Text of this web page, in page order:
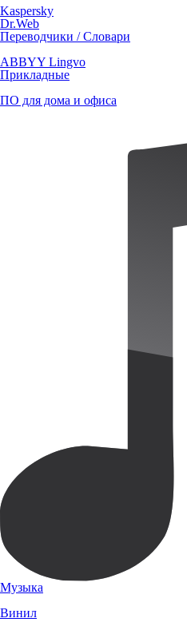
Kaspersky
Dr.Web
Переводчики / Словари
ABBYY Lingvo
Прикладные
ПО для дома и офиса
Музыка
Винил